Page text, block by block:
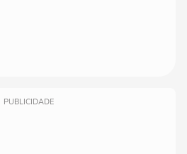
PUBLICIDADE